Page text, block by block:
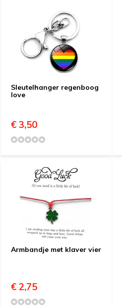
Sleutelhanger regenboog
love
€ 3,50
Armbandje met klaver vier
€ 2,75